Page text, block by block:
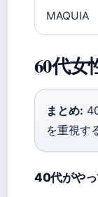
MAQUIA
60代
まとめ:
を重視す
40代がやっ